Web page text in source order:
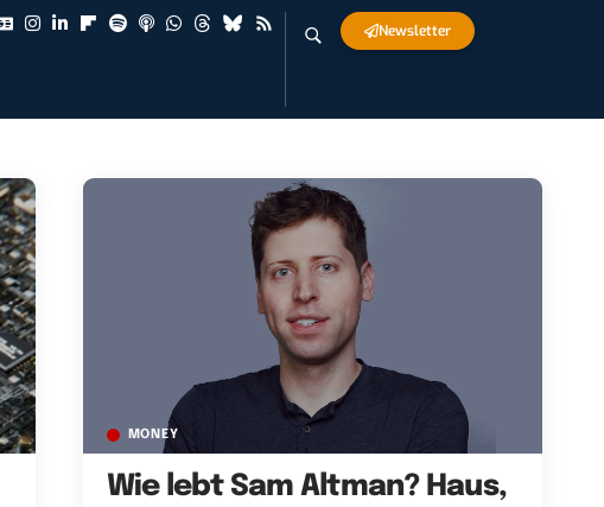
Newsletter
MONEY
Wie lebt Sam Altman? Haus,